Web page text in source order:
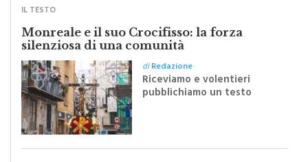
IL TESTO
Monreale e il suo Crocifisso: la forza
silenziosa di una comunità
diRedazione
Riceviamo e volentieri
Sapienza all'indomani della